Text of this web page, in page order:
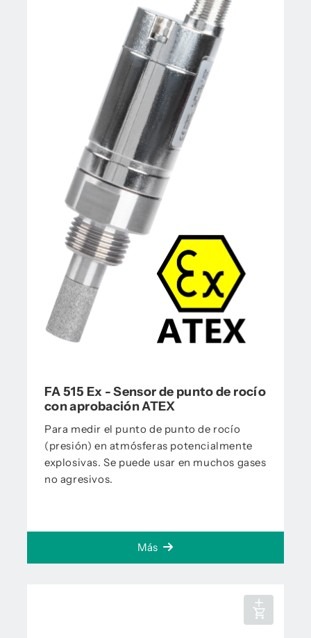
FA 515 Ex - Sensor de punto de rocío
con aprobación ATEX
Para medir el punto de punto de rocío
(presión) en atmósferas potencialmente
explosivas. Se puede usar en muchos gases
no agresivos.
Más